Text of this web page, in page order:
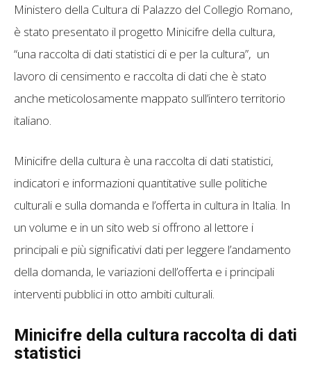
Ministero della Cultura di Palazzo del Collegio Romano,
è stato presentato il progetto Minicifre della cultura,
“una raccolta di dati statistici di e per la cultura”, un
lavoro di censimento e raccolta di dati che è stato
anche meticolosamente mappato sull’intero territorio
italiano.
Minicifre della cultura è una raccolta di dati statistici,
indicatori e informazioni quantitative sulle politiche
culturali e sulla domanda e l’offer­ta in cultura in Italia. In
un volume e in un sito web si offrono al lettore i
principali e più significativi dati per leggere l’andamento
della domanda, le variazioni dell’offerta e i principali
interventi pubblici in otto ambiti culturali.
Minicifre della cultura raccolta di dati
statistici